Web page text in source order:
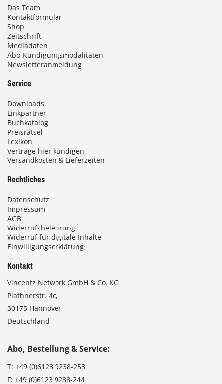
Das Team
Kontaktformular
Shop
Zeitschrift
Mediadaten
Abo-Kündigungsmodalitäten
Newsletteranmeldung
Service
Downloads
Linkpartner
Buchkatalog
Preisrätsel
Lexikon
Verträge hier kündigen
Versandkosten & Lieferzeiten
Rechtliches
Datenschutz
Impressum
AGB
Widerrufsbelehrung
Widerruf für digitale Inhalte
Einwilligungserklärung
Kontakt
Vincentz Network GmbH & Co. KG
Plathnerstr. 4c,
30175 Hannover
Deutschland
Abo, Bestellung & Service:
T: +49 (0)6123 9238-253
F: +49 (0)6123 9238-244